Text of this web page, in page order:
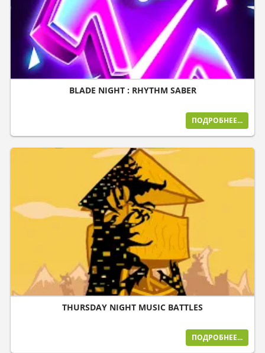
BLADE NIGHT : RHYTHM SABER
ПОДРОБНЕЕ...
THURSDAY NIGHT MUSIC BATTLES
ПОДРОБНЕЕ...